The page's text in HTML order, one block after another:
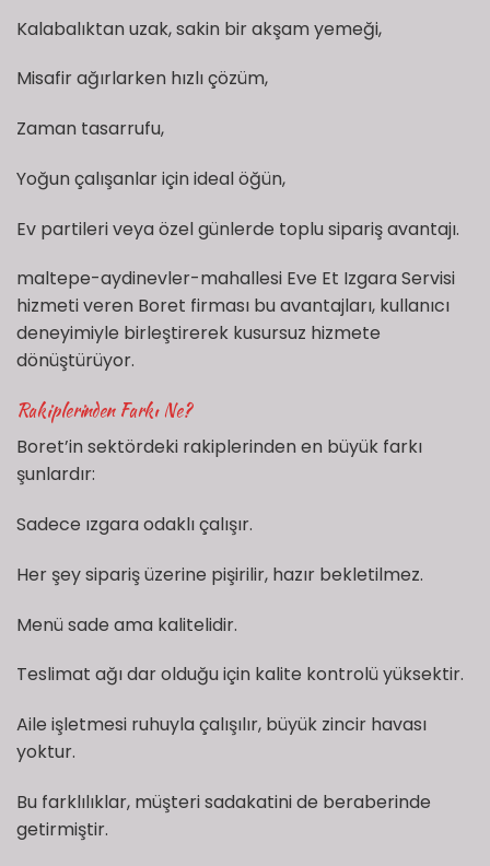
Kalabalıktan uzak, sakin bir akşam yemeği,
Misafir ağırlarken hızlı çözüm,
Zaman tasarrufu,
Yoğun çalışanlar için ideal öğün,
Ev partileri veya özel günlerde toplu sipariş avantajı.
maltepe-aydinevler-mahallesi Eve Et Izgara Servisi
hizmeti veren Boret firması bu avantajları, kullanıcı
deneyimiyle birleştirerek kusursuz hizmete
dönüştürüyor.
Rakiplerinden Farkı Ne?
Boret’in sektördeki rakiplerinden en büyük farkı
şunlardır:
Sadece ızgara odaklı çalışır.
Her şey sipariş üzerine pişirilir, hazır bekletilmez.
Menü sade ama kalitelidir.
Teslimat ağı dar olduğu için kalite kontrolü yüksektir.
Aile işletmesi ruhuyla çalışılır, büyük zincir havası
yoktur.
Bu farklılıklar, müşteri sadakatini de beraberinde
getirmiştir.